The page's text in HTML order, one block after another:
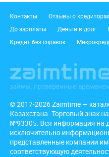
Подвал
Контакты Отзывы о кредиторах
До зарплаты
Деньги в долг
Кредит без справок
© 2017-2026 Zaimtime —
Казахстана. Торговый знак
№93305. Вся информация на
исключительно
представленные компании
соответствующую